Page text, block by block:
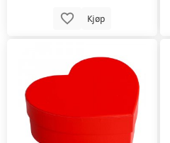
Kjøp